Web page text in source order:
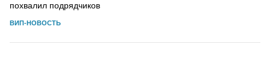
похвалил подрядчиков
ВИП-НОВОСТЬ